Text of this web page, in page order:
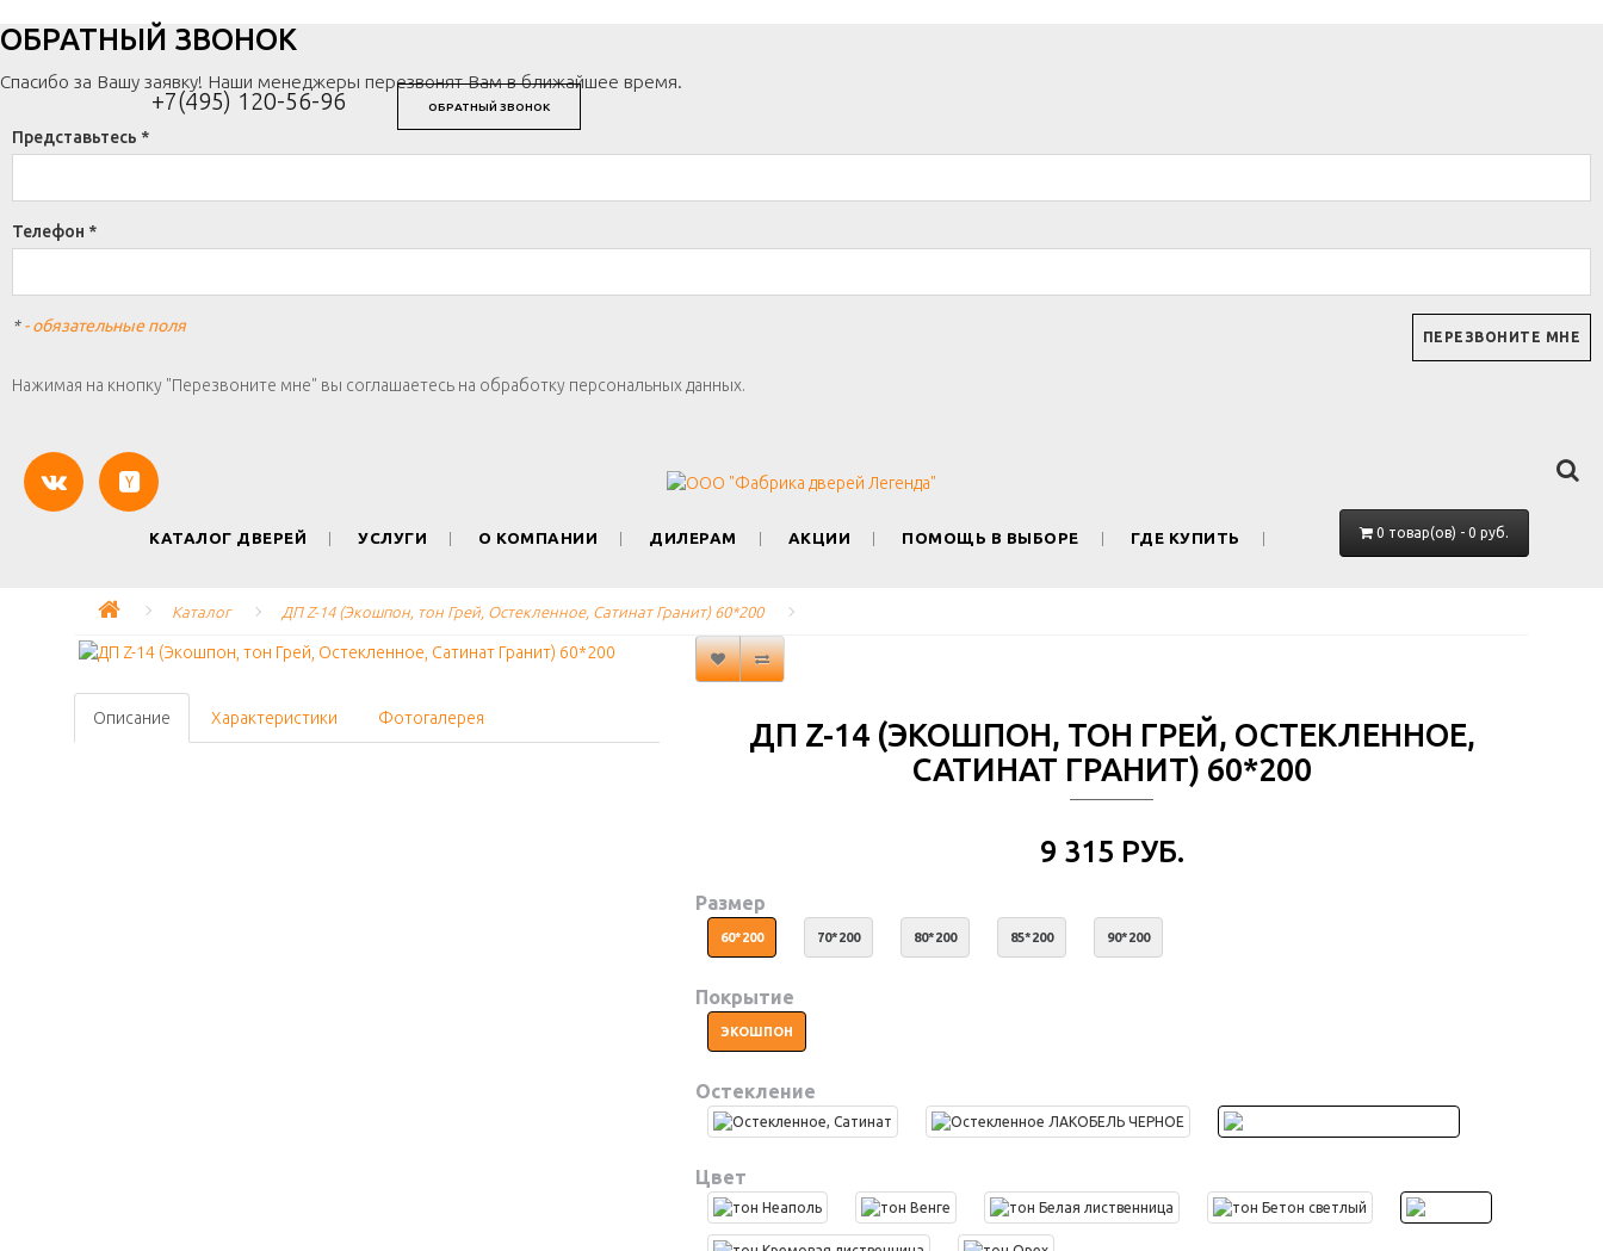
+7(495) 120-56-96 ОБРАТНЫЙ ЗВОНОК
ОБРАТНЫЙ ЗВОНОК
Спасибо за Вашу заявку! Наши менеджеры перезвонят Вам в ближайшее время.
Представьтесь *
Телефон *
*- обязательные поля
Нажимая на кнопку "Перезвоните мне" вы соглашаетесь на обработку персональных данных.
КАТАЛОГ ДВЕРЕЙ УСЛУГИ О КОМПАНИИ ДИЛЕРАМ АКЦИИ ПОМОЩЬ В ВЫБОРЕ ГДЕ КУПИТЬ 0 товар(ов) - 0 руб.
Каталог ДП Z-14 (Экошпон, тон Грей, Остекленное, Сатинат Гранит) 60*200
Описание Характеристики Фотогалерея
ДП Z-14 (ЭКОШПОН, ТОН ГРЕЙ, ОСТЕКЛЕННОЕ,
САТИНАТ ГРАНИТ) 60*200
9 315 РУБ.
Размер
60*200 70*200 80*200 85*200 90*200
Покрытие
ЭКОШПОН
Остекление
Цвет